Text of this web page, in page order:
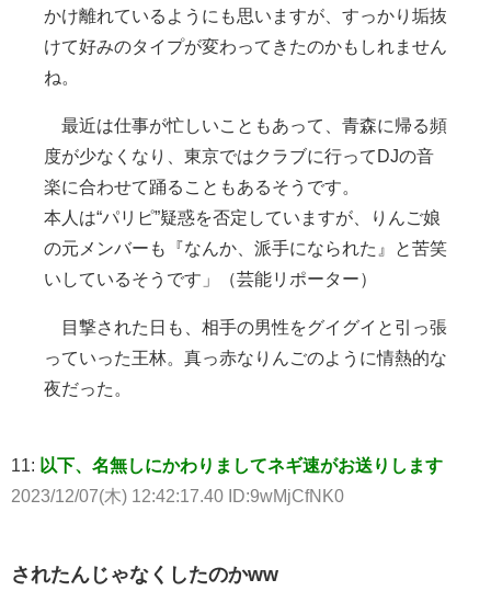
かけ離れているようにも思いますが、すっかり垢抜
けて好みのタイプが変わってきたのかもしれません
ね。
最近は仕事が忙しいこともあって、青森に帰る頻
度が少なくなり、東京ではクラブに行ってDJの音
楽に合わせて踊ることもあるそうです。
本人は“パリピ”疑惑を否定していますが、りんご娘
の元メンバーも『なんか、派手になられた』と苦笑
いしているそうです」（芸能リポーター）
目撃された日も、相手の男性をグイグイと引っ張
っていった王林。真っ赤なりんごのように情熱的な
夜だった。
11: 以下、名無しにかわりましてネギ速がお送りします
2023/12/07(木) 12:42:17.40 ID:9wMjCfNK0
されたんじゃなくしたのかww